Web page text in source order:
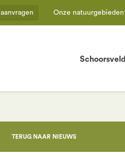
Schoorsveld
aanvragen Onze natuurgebieden
TERUG NAAR NIEUWS